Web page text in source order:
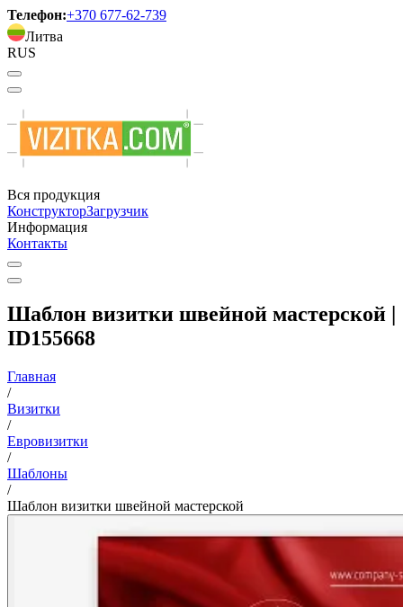
Телефон:+370 677-62-739
Литва
RUS
Вся продукция
КонструкторЗагрузчик
Информация
Контакты
Шаблон визитки швейной мастерской |
ID155668
Главная
/
Визитки
/
Евровизитки
/
Шаблоны
/
Шаблон визитки швейной мастерской